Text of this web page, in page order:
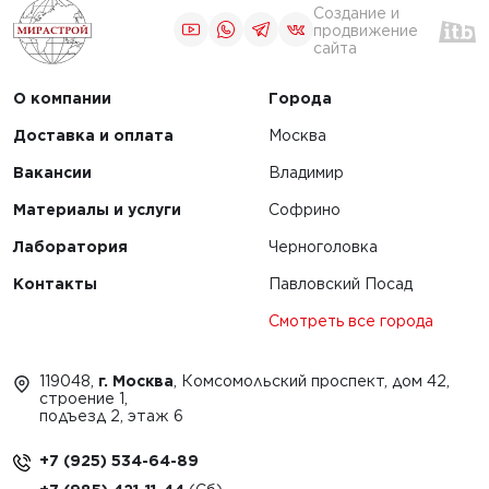
Создание и
продвижение
сайта
О компании
Доставка и оплата
Вакансии
Материалы и услуги
Лаборатория
Контакты
Города
Москва
Владимир
Софрино
Черноголовка
Павловский Посад
Смотреть все города
119048, г. Москва , Комсомольский проспект, дом 42,
строение 1,
подъезд 2, этаж 6
+7 (925) 534-64-89